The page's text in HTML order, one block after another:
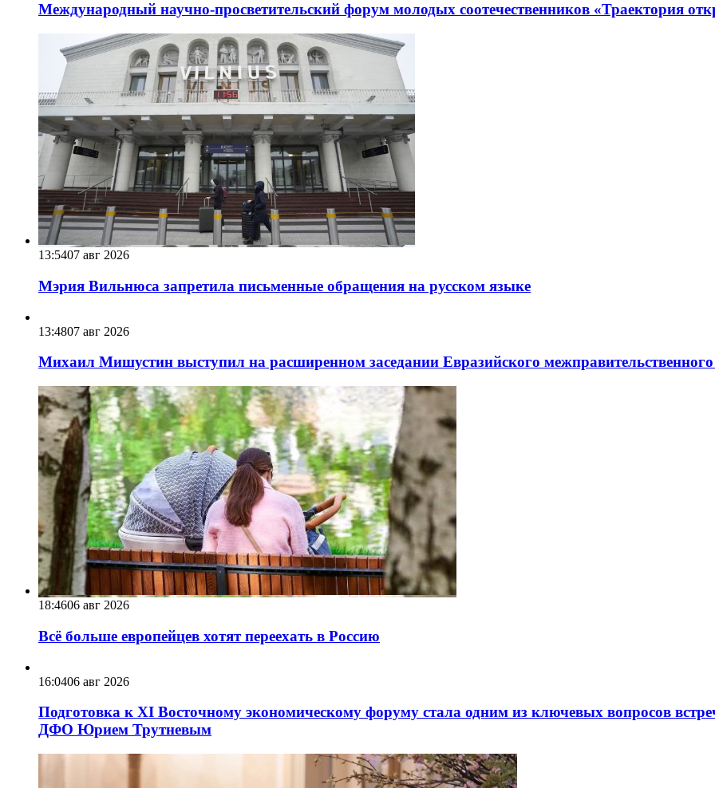
Международный научно-просветительский форум молодых соотечественников «Траектория
13:5407 авг 2026
Мэрия Вильнюса запретила письменные обращения на русском языке
13:4807 авг 2026
Михаил Мишустин выступил на расширенном заседании Евразийского
18:4606 авг 2026
Всё больше европейцев хотят переехать в Россию
16:0406 авг 2026
Подготовка к XI Восточному экономическому форуму стала одним из ключевых вопросов
ДФО Юрием Трутневым